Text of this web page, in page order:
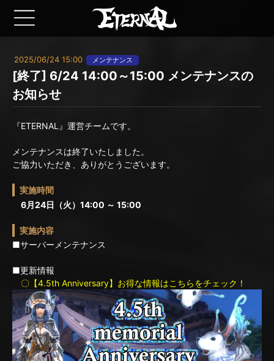
2025/06/24 15:00 メンテナンス
[終了] 6/24 14:00～15:00 メンテナンスの
お知らせ
『ETERNAL』運営チームです。
メンテナンスは終了いたしました。
ご協力いただき、ありがとうございます。
実施時間
6月24日（火）14:00 ～ 15:00
実施内容
■サーバーメンテナンス
■更新情報
〇【4.5th Anniversary】お得な情報はこちらをチェック！